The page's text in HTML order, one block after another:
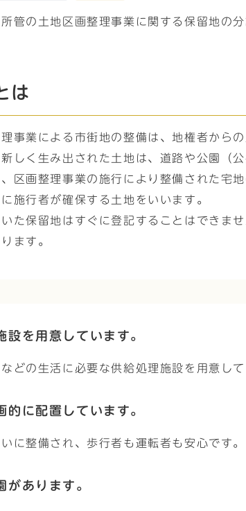
管の土地区画整理事業に関する保留地の
は
事業による市街地の整備は、地権者から
しく生み出された土地は、道路や公園（
区画整理事業の施行により整備された宅
施行者が確保する土地をいいます。
た保留地はすぐに登記することはできま
ます。
設を用意しています。
どの生活に必要な供給処理施設を用意して
的に配置しています。
に整備され、歩行者も運転者も安心です。
があります。